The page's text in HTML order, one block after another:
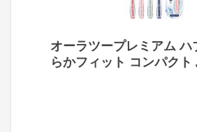
オーラツープレミアム ハ
らかフィット コンパクト